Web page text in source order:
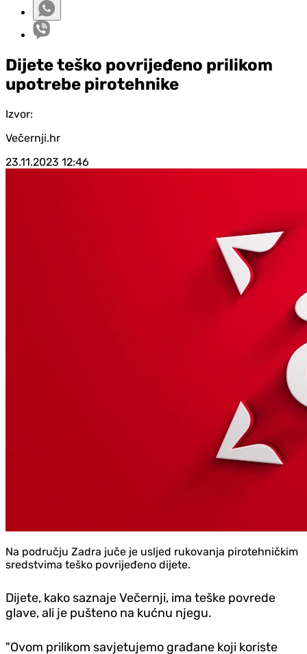
Dijete teško povrijeđeno prilikom
upotrebe pirotehnike
Izvor:
Večernji.hr
23.11.2023 12:46
Na području Zadra juče je usljed rukovanja pirotehničkim
sredstvima teško povrijeđeno dijete.
Dijete, kako saznaje Večernji, ima teške povrede
glave, ali je pušteno na kućnu njegu.
"Ovom prilikom savjetujemo građane koji koriste